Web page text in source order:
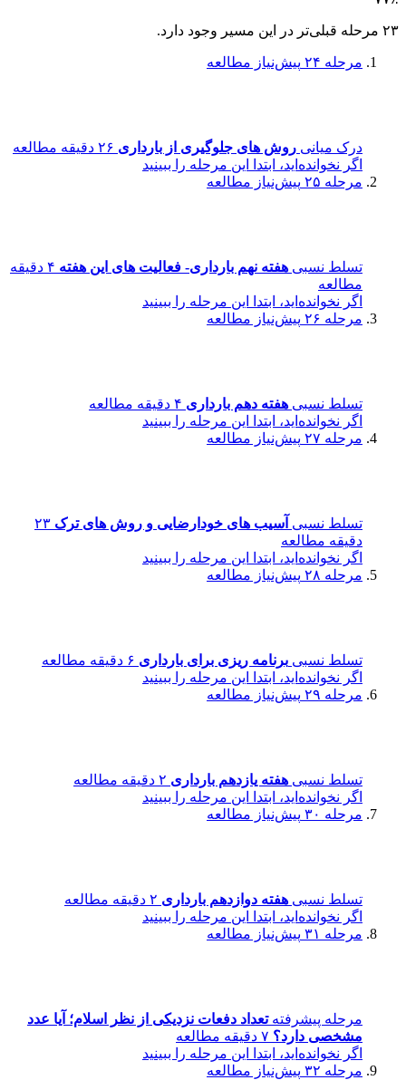
۲۳ مرحله قبلی‌تر در این مسیر وجود دارد.
مرحله ۲۴ پیش‌نیاز مطالعه
درک میانی روش های جلوگیری از بارداری ۲۶ دقیقه مطالعه
اگر نخوانده‌اید، ابتدا این مرحله را ببینید
مرحله ۲۵
پیش‌نیاز مطالعه
تسلط نسبی هفته نهم بارداری- فعالیت های این هفته
۴ دقیقه
مطالعه
اگر نخوانده‌اید، ابتدا این مرحله را ببینید
مرحله ۲۶
پیش‌نیاز مطالعه
تسلط نسبی هفته دهم بارداری ۴ دقیقه مطالعه
اگر نخوانده‌اید، ابتدا این مرحله را ببینید
مرحله ۲۷
پیش‌نیاز مطالعه
تسلط نسبی آسیب های خودارضایی و روش های ترک ۲۳
دقیقه مطالعه
اگر نخوانده‌اید، ابتدا این مرحله را ببینید
مرحله ۲۸
پیش‌نیاز مطالعه
تسلط نسبی برنامه ریزی برای بارداری ۶ دقیقه مطالعه
اگر نخوانده‌اید، ابتدا این مرحله را ببینید
مرحله ۲۹
پیش‌نیاز مطالعه
تسلط نسبی هفته یازدهم بارداری ۲ دقیقه مطالعه
اگر نخوانده‌اید، ابتدا این مرحله را ببینید
مرحله ۳۰
پیش‌نیاز مطالعه
تسلط نسبی هفته دوازدهم بارداری ۲ دقیقه مطالعه
اگر نخوانده‌اید، ابتدا این مرحله را ببینید
مرحله ۳۱
پیش‌نیاز مطالعه
مرحله پیشرفتهتعداد دفعات نزدیکی از نظر اسلام؛ آیا عدد
مشخصی دارد؟ ۷ دقیقه مطالعه
اگر نخوانده‌اید، ابتدا این مرحله را ببینید
مرحله ۳۲
پیش‌نیاز مطالعه